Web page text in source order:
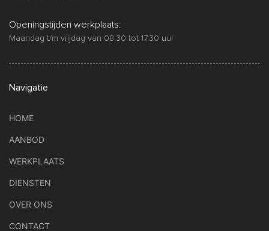
Openingstijden werkplaats:
Maandag t/m vrijdag van 08.30 tot 17.30 uur
Navigatie
HOME
AANBOD
WERKPLAATS
DIENSTEN
OVER ONS
CONTACT